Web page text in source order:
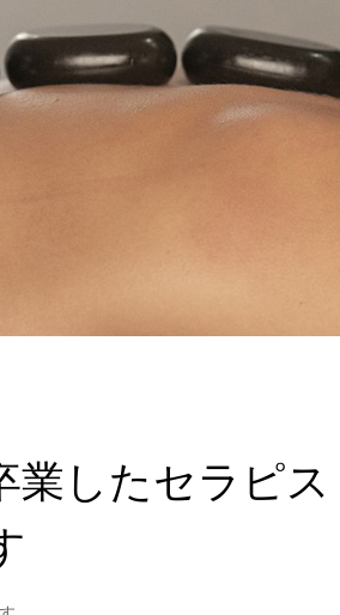
業したセラピ